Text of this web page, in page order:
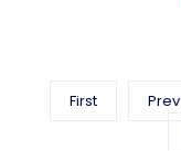
First Prev